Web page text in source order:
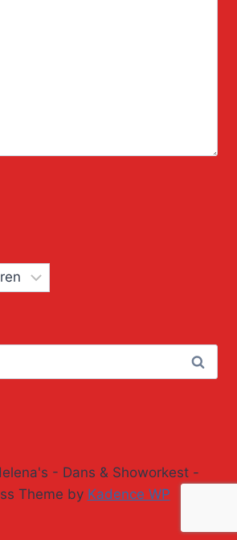
- Dans & Showorkest -
Theme by Kadence WP